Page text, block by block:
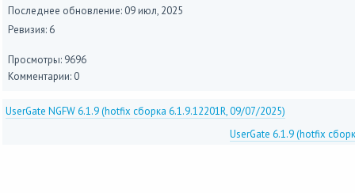
Последнее обновление: 09 июл, 2025
Ревизия: 6
Просмотры: 9696
Комментарии: 0
UserGate NGFW 6.1.9 (hotfix сборка 6.1.9.12201R, 09/07/2025)
UserGate 6.1.9 (hotfix